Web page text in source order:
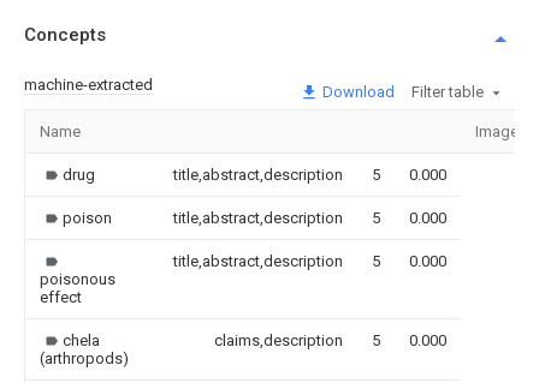
Concepts
machine-extracted Download Filter table
Name Image
drug title,abstract,description 5 0.000
poison title,abstract,description 5 0.000
poisonous
effect
title,abstract,description 5 0.000
chela
(arthropods)
claims,description 5 0.000